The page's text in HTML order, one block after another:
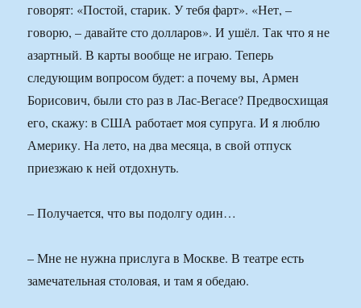
говорят: «Постой, старик. У тебя фарт». «Нет, –
говорю, – давайте сто долларов». И ушёл. Так что я не
азартный. В карты вообще не играю. Теперь
следующим вопросом будет: а почему вы, Армен
Борисович, были сто раз в Лас-Вегасе? Предвосхищая
его, скажу: в США работает моя супруга. И я люблю
Америку. На лето, на два месяца, в свой отпуск
приезжаю к ней отдохнуть.
– Получается, что вы подолгу один…
– Мне не нужна прислуга в Москве. В театре есть
замечательная столовая, и там я обедаю.